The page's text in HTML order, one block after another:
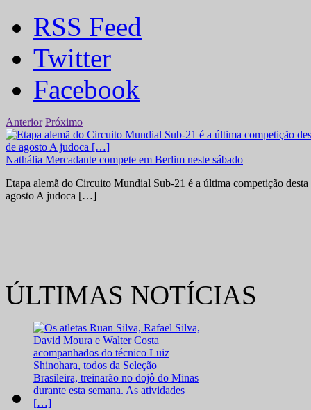
RSS Feed
Twitter
Facebook
Anterior Próximo
Nathália Mercadante compete em Berlim neste sábado
Etapa alemã do Circuito Mundial Sub-21 é a última competição
agosto A judoca […]
ÚLTIMAS NOTÍCIAS